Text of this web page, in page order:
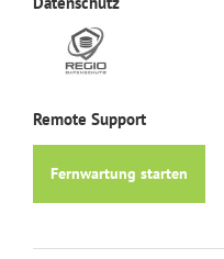
Remote Support
Fernwartung starten